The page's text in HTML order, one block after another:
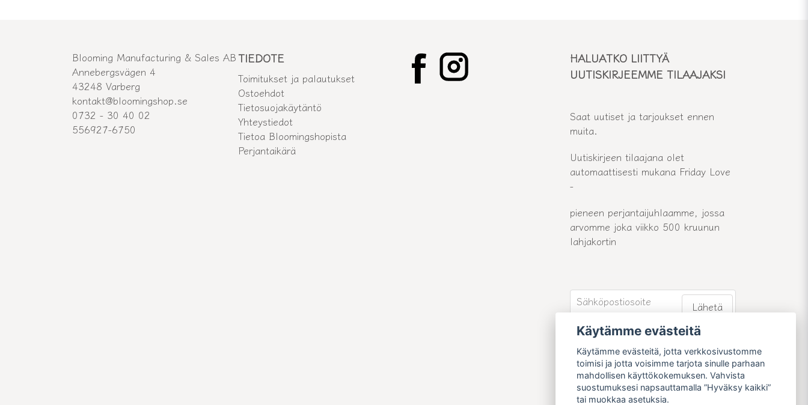
Blooming Manufacturing & Sales AB
Annebergsvägen 4
43248 Varberg
kontakt@bloomingshop.se
0732 - 30 40 02
556927-6750
TIEDOTE
Toimitukset ja palautukset
Ostoehdot
Tietosuojakäytäntö
Yhteystiedot
Tietoa Bloomingshopista
Perjantaikärä
HALUATKO LIITTYÄ
UUTISKIRJEEMME TILAAJAKSI
Saat uutiset ja tarjoukset ennen
muita.
Uutiskirjeen tilaajana olet
automaattisesti mukana Friday Love
-
pieneen perjantaijuhlaamme, jossa
arvomme joka viikko 500 kruunun
lahjakortin
email
Sähköpostiosoite
Lähetä
Liity uutiskirjeemme jäseneksi ja pysy
ajan tasalla uutisistamme ja
tarjouksistamme.
Käytämme evästeitä
Käytämme evästeitä, jotta verkkosivustomme
toimisi ja jotta voisimme tarjota sinulle parhaan
mahdollisen käyttökokemuksen. Vahvista
suostumuksesi napsauttamalla ”Hyväksy kaikki”
tai muokkaa asetuksia.